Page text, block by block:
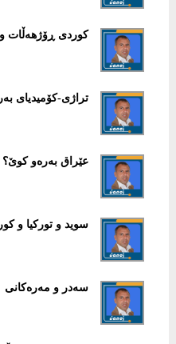
کوردی ڕۆژهەڵات
تراژی-کۆمیدیای
عێراق بەرەو کوێ؟
سوید و تورکیا و
سەدر و مەرەکانی